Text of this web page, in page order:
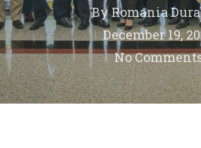
ByRomania
December 19,
No